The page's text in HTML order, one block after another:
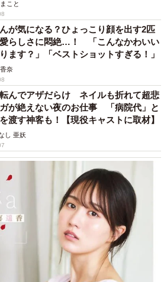
こと
が気になる？ひょっこり顔を出す2匹
らしさに悶絶…！ 「こんなかわいい
ます？」「ベストショットすぎる！」
奈
んでアザだらけ ネイルも折れて超悲
が絶えない夜のお仕事 「病院代」と
渡す神客も！【現役キャストに取材】
し 亜妖